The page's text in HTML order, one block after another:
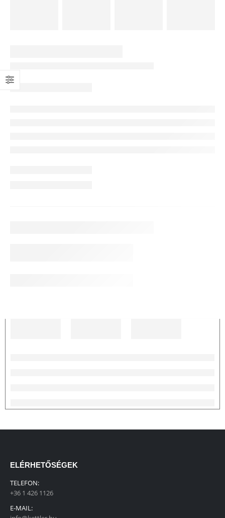
ELÉRHETŐSÉGEK
TELEFON:
+36 1 426 1126
E-MAIL: